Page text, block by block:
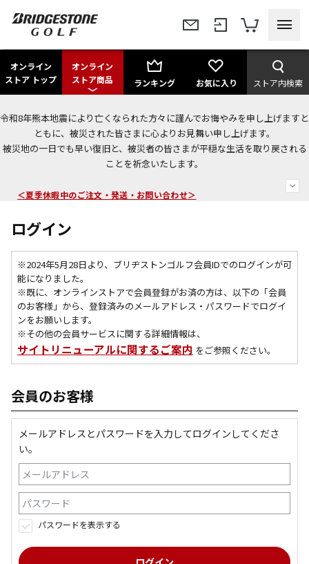
オンライン
ストア トップ
オンライン
ストア商品
ランキング お気に入り ストア内検索
令和8年熊本地震により亡くなられた方々に謹んでお悔やみを申し上げますと
ともに、被災された皆さまに心よりお見舞い申し上げます。
被災地の一日でも早い復旧と、被災者の皆さまが平穏な生活を取り戻される
ことを祈念いたします。
今なら新規会員登録で1,000円OFFクーポンプレゼント！
＜商品配送に関するお知らせ＞
ログイン
※2024年5月28日より、ブリヂストンゴルフ会員IDでのログインが可
能になりました。
※既に、 オンラインストアで会員登録がお済の方は、以下の「会員
のお客様」から、登録済みのメールアドレス・パスワードでログイ
ンをお願いします。
※その他の会員サービスに関する詳細情報は、
サイトリニューアルに関するご案内 をご参照ください。
会員のお客様
メールアドレスとパスワードを入力してログインしてくださ
い。
パスワードを表示する